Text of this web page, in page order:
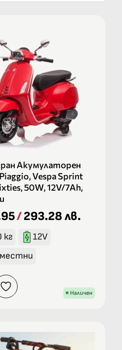
Акумулаторен
Vespa Sprint
50W, 12V/7Ah,
/293.28 лв.
кг
12V
Наличен